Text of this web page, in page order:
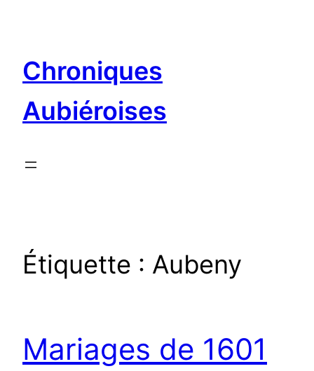
Chroniques
Aubiéroises
Étiquette : Aubeny
Mariages de 1601